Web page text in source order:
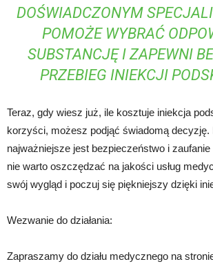
DOŚWIADCZONYM
POMOŻE WYBRAĆ
SUBSTANCJĘ I ZAPEWNI
PRZEBIEG INIEKCJI
Teraz, gdy wiesz już, ile kosztuje iniekcja
korzyści, możesz podjąć świadomą decyzję.
najważniejsze jest bezpieczeństwo i
nie warto oszczędzać na jakości usług
swój wygląd i poczuj się piękniejszy dzięki
Wezwanie do działania:
Zapraszamy do działu medycznego na